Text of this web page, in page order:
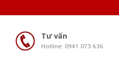
Tư vấn
Hotline: 0941 073 636